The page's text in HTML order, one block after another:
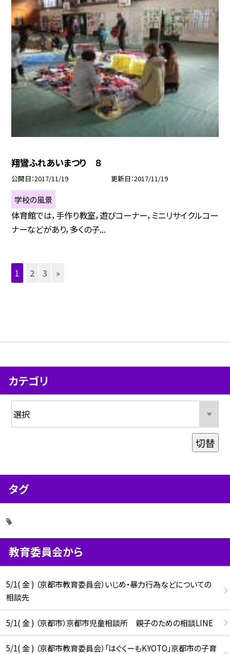
翔鸞ふれあいまつり ８
公開日 2017/11/19 更新日 2017/11/19
学校の風景
体育館では，手作り教室，遊びコーナー，ミニリサイクルコー
ナーなどがあり，多くの子...
1 2 3 »
カテゴリ
切替
タグ
教育委員会から
5/1( 金 ) （京都市教育委員会）いじめ・暴力行為などについての
相談先
5/1( 金 ) （京都市）京都市児童相談所 親子のための相談LINE
5/1( 金 ) （京都市教育委員会）「はぐくーもKYOTO」京都市の子育